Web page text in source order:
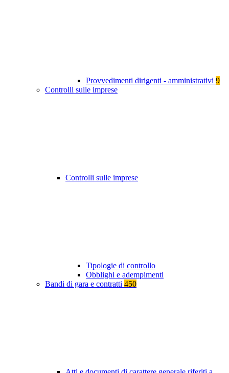
Provvedimenti dirigenti - amministrativi 9
Controlli sulle imprese
Controlli sulle imprese
Tipologie di controllo
Obblighi e adempimenti
Bandi di gara e contratti 450